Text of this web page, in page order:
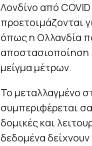
Λονδίνο από
προετοιμάζονται
όπως η Ολλανδία
αποστασιοποίηση
μείγμα μέτρων.
Το μεταλλαγμένο
συμπεριφέρεται
δομικές και
δεδομένα δείχνουν